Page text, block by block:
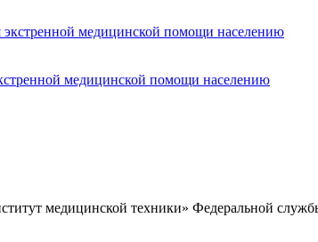
медицинской помощи населению
медицинской техники» Федеральной